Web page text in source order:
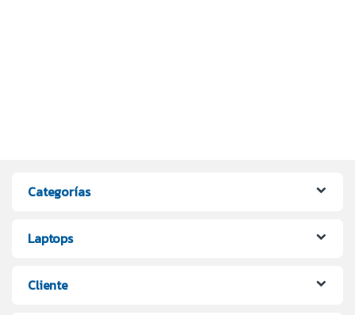
Categorías
Laptops
Cliente